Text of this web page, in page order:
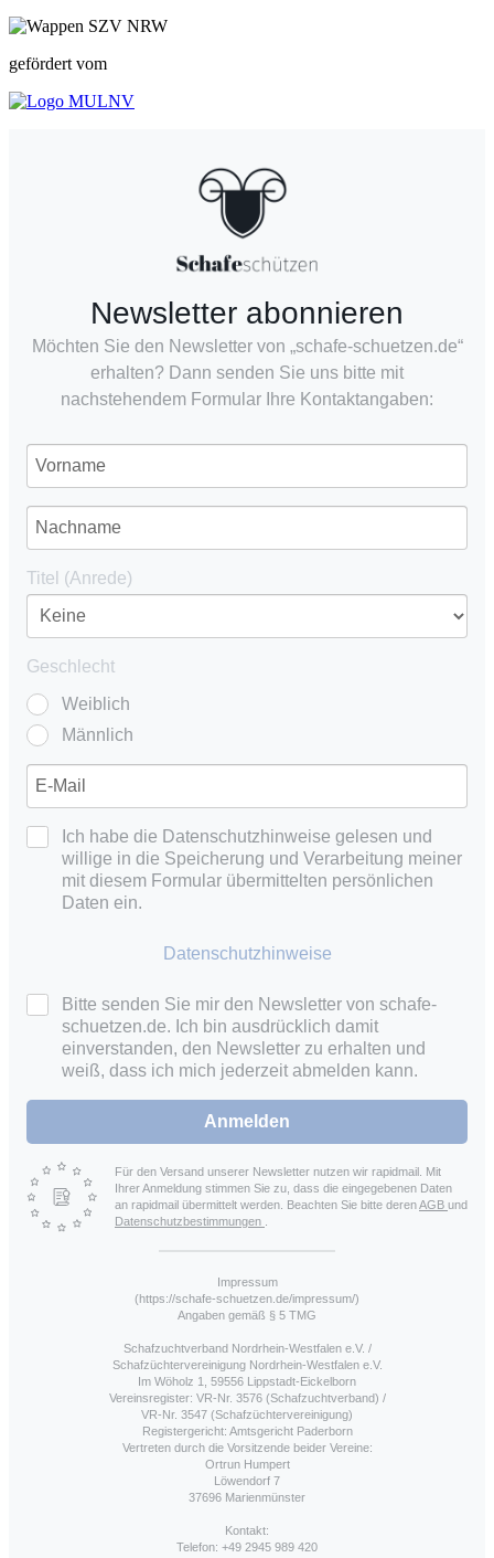
gefördert vom
Newsletter abonnieren
Möchten Sie den Newsletter von „schafe-schuetzen.de“
erhalten? Dann senden Sie uns bitte mit
nachstehendem Formular Ihre Kontaktangaben:
Titel (Anrede)
Geschlecht
Weiblich
Männlich
Ich habe die Datenschutzhinweise gelesen und
willige in die Speicherung und Verarbeitung meiner
mit diesem Formular übermittelten persönlichen
Daten ein.
Datenschutzhinweise
Bitte senden Sie mir den Newsletter von schafe-
schuetzen.de. Ich bin ausdrücklich damit
einverstanden, den Newsletter zu erhalten und
weiß, dass ich mich jederzeit abmelden kann.
Anmelden
Für den Versand unserer Newsletter nutzen wir rapidmail. Mit
Ihrer Anmeldung stimmen Sie zu, dass die eingegebenen Daten
an rapidmail übermittelt werden. Beachten Sie bitte derenAGB und
Datenschutzbestimmungen .
Impressum
(https://schafe-schuetzen.de/impressum/)
Angaben gemäß § 5 TMG
Schafzuchtverband Nordrhein-Westfalen e.V. /
Schafzüchtervereinigung Nordrhein-Westfalen e.V.
Im Wöholz 1, 59556 Lippstadt-Eickelborn
Vereinsregister: VR-Nr. 3576 (Schafzuchtverband) /
VR-Nr. 3547 (Schafzüchtervereinigung)
Registergericht: Amtsgericht Paderborn
Vertreten durch die Vorsitzende beider Vereine:
Ortrun Humpert
Löwendorf 7
37696 Marienmünster
Kontakt:
Telefon: +49 2945 989 420